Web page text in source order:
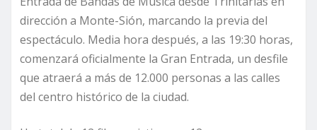
dirección a Monte-Sión, marcando la previa del
espectáculo. Media hora después, a las 19:30 horas,
comenzará oficialmente la Gran Entrada, un desfile
que atraerá a más de 12.000 personas a las calles
del centro histórico de la ciudad.